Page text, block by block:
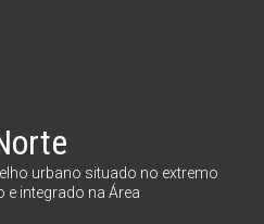
urbano situado no extremo
e integrado na Área